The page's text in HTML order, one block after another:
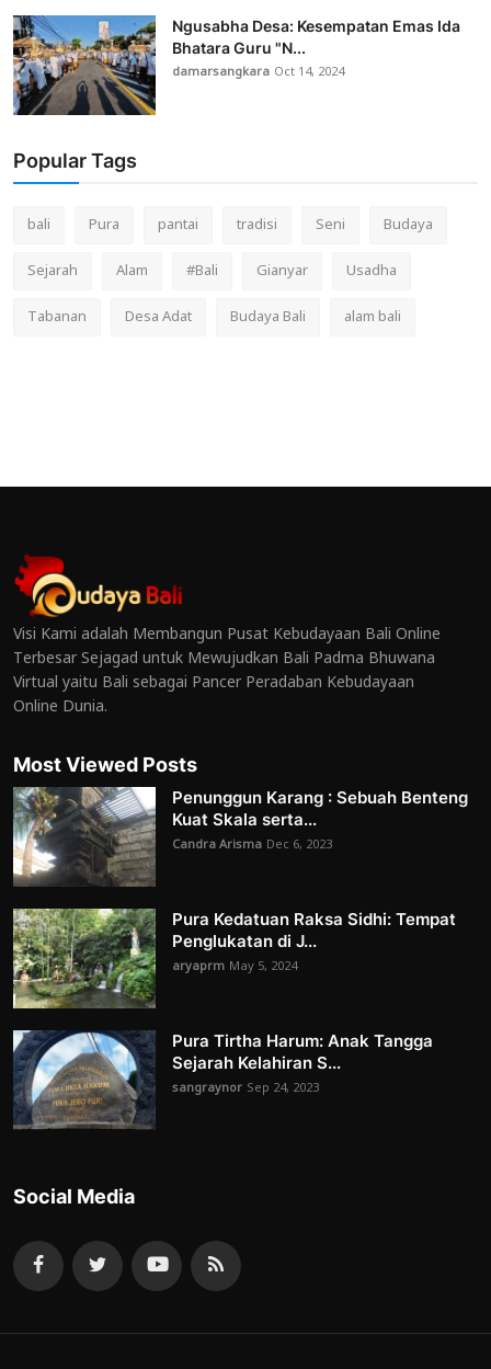
Ngusabha Desa: Kesempatan Emas Ida
Bhatara Guru "N...
damarsangkara Oct 14, 2024
Popular Tags
bali Pura pantai tradisi Seni
Budaya
Sejarah
Alam #Bali Gianyar
Usadha
Tabanan
Desa Adat Budaya Bali alam bali
Visi Kami adalah Membangun Pusat Kebudayaan Bali Online
Terbesar Sejagad untuk Mewujudkan Bali Padma Bhuwana
Virtual yaitu Bali sebagai Pancer Peradaban Kebudayaan
Online Dunia.
Most Viewed Posts
Penunggun Karang : Sebuah Benteng
Kuat Skala serta...
Candra Arisma Dec 6, 2023
Pura Kedatuan Raksa Sidhi: Tempat
Penglukatan di J...
aryaprm May 5, 2024
Pura Tirtha Harum: Anak Tangga
Sejarah Kelahiran S...
sangraynor Sep 24, 2023
Social Media